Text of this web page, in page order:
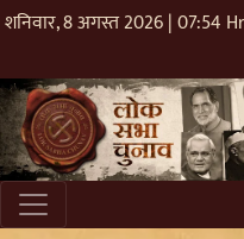
शनिवार, 8 अगस्त 2026 | 07:54